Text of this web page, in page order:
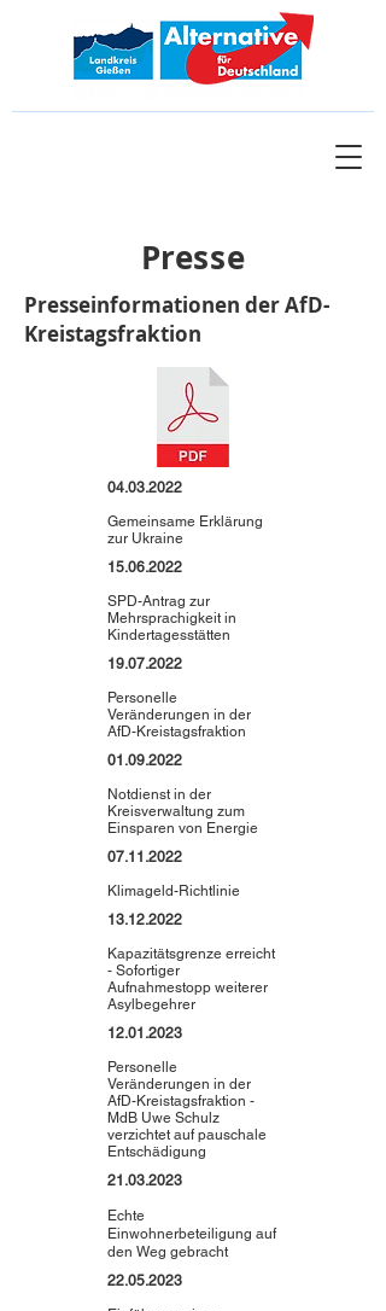
Presse
Presseinformationen der AfD-
Kreistagsfraktion
04.03.2022
Gemeinsame Erklärung
zur Ukraine
15.06.2022
SPD-Antrag zur
Mehrsprachigkeit in
Kindertagesstätten
19.07.2022
Personelle
Veränderungen in der
AfD-Kreistagsfraktion
01.09.2022
Notdienst in der
Kreisverwaltung zum
Einsparen von Energie
07.11.2022
Klimageld-Richtlinie
13.12.2022
Kapazitätsgrenze erreicht
- Sofortiger
Aufnahmestopp weiterer
Asylbegehrer
12.01.2023
Personelle
Veränderungen in der
AfD-Kreistagsfraktion -
MdB Uwe Schulz
verzichtet auf pauschale
Entschädigung
21.03.2023
Echte
Einwohnerbeteiligung auf
den Weg gebracht
22.05.2023